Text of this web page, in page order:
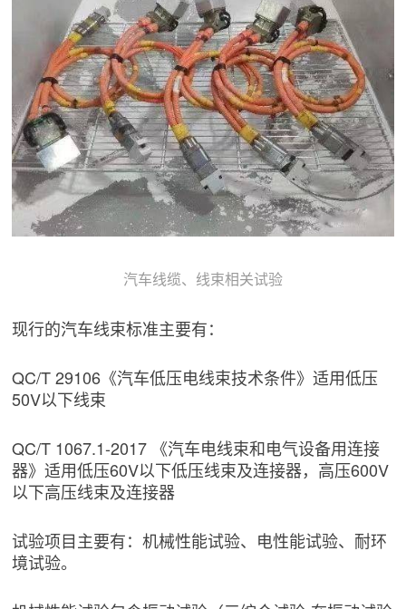
汽车线缆、线束相关试验
现行的汽车线束标准主要有：
QC/T 29106《汽车低压电线束技术条件》适用低压
50V以下线束
QC/T 1067.1-2017 《汽车电线束和电气设备用连接
器》适用低压60V以下低压线束及连接器，高压600V
以下高压线束及连接器
试验项目主要有：机械性能试验、电性能试验、耐环
境试验。